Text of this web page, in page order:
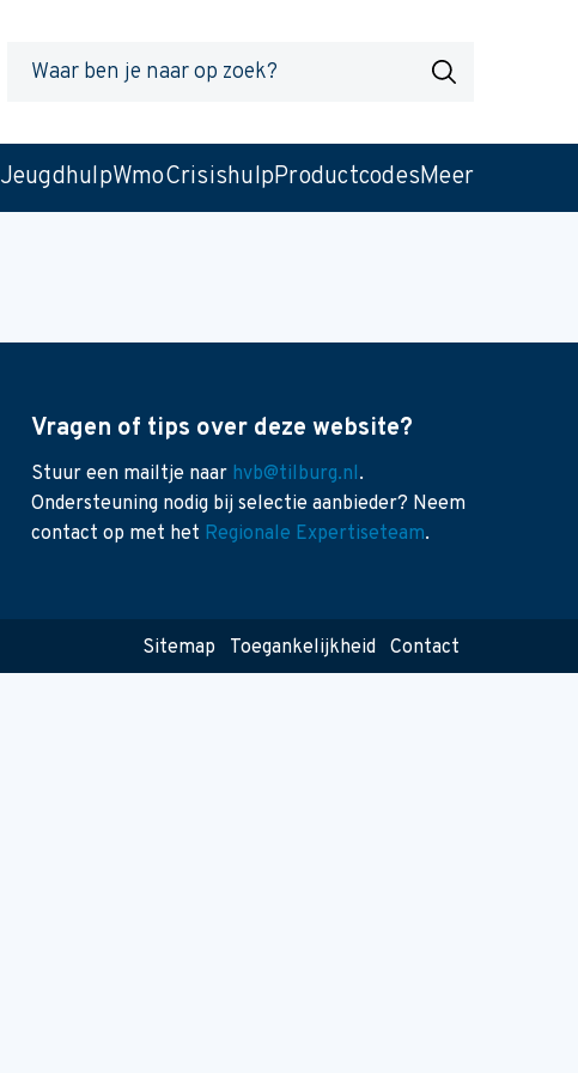
naar
op
Zoek
JeugdhulpWmoCrisishulpProductcodesMeer
Vragen of tips over deze website?
Stuur een mailtje naar hvb@tilburg.nl.
Ondersteuning nodig bij selectie aanbieder? Neem
contact op met het Regionale Expertiseteam.
Sitemap Toegankelijkheid Contact